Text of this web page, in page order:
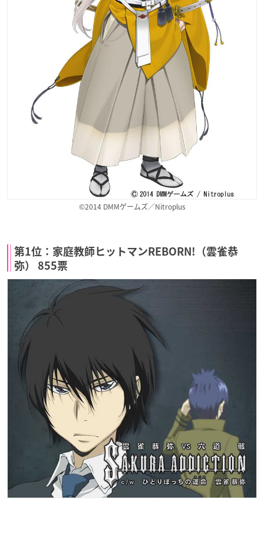
©2014 DMMゲームズ／Nitroplus
第1位：家庭教師ヒットマンREBORN!（雲雀恭
弥） 855票